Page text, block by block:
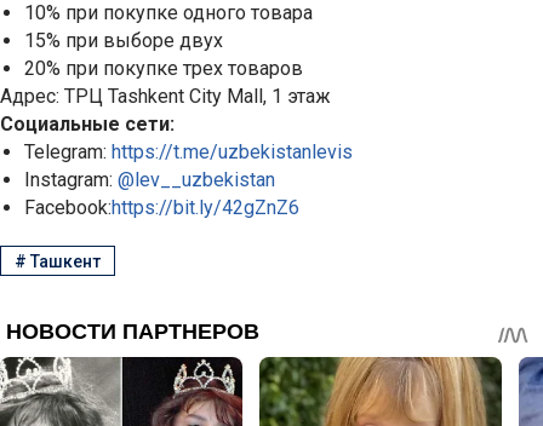
10% при покупке одного товара
15% при выборе двух
20% при покупке трех товаров
Адрес: ТРЦ Tashkent City Mall, 1 этаж
Социальные сети:
Telegram: https://t.me/uzbekistanlevis
Instagram: @lev__uzbekistan
Facebook:https://bit.ly/42gZnZ6
#Ташкент